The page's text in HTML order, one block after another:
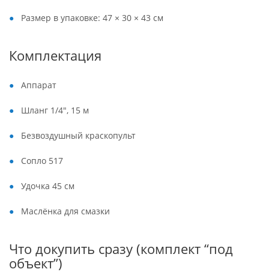
Размер в упаковке: 47 × 30 × 43 см
Комплектация
Аппарат
Шланг 1/4″, 15 м
Безвоздушный краскопульт
Сопло 517
Удочка 45 см
Маслёнка для смазки
Что докупить сразу (комплект “под
объект”)